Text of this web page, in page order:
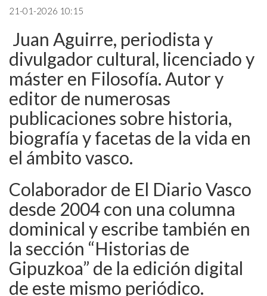
21-01-2026 10:15
Juan Aguirre, periodista y
divulgador cultural, licenciado y
máster en Filosofía. Autor y
editor de numerosas
publicaciones sobre historia,
biografía y facetas de la vida en
el ámbito vasco.
Colaborador de El Diario Vasco
desde 2004 con una columna
dominical y escribe también en
la sección “Historias de
Gipuzkoa” de la edición digital
de este mismo periódico.